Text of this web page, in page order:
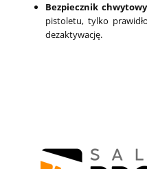
Bezpiecznik
pistoletu, tylko
dezaktywację.